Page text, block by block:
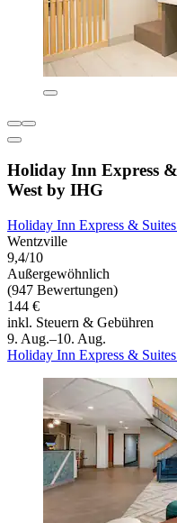
Holiday Inn Express
West by IHG
Holiday Inn Express &
Wentzville
9,4/10
Außergewöhnlich
(947 Bewertungen)
144 €
inkl. Steuern & Gebühren
9. Aug.–10. Aug.
Holiday Inn Express &